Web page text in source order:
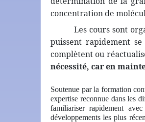
concentration de
Les cours sont
puissent rapidement
complètent ou
nécessité, car en
Soutenue par la formation
expertise reconnue dans les
familiariser rapidement
développements les plus